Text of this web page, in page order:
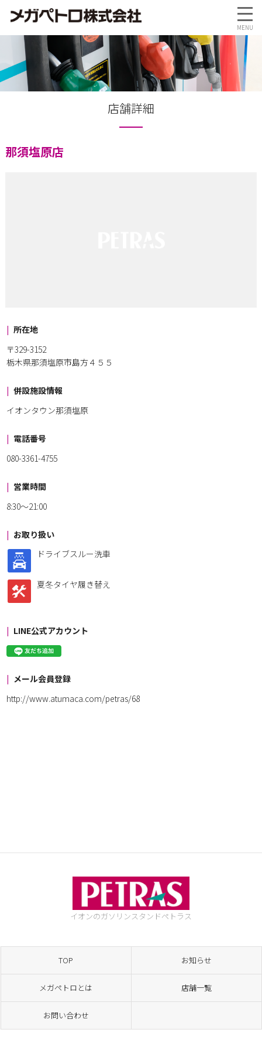
店舗詳細
那須塩原店
所在地
〒329-3152
栃木県那須塩原市島方４５５
併設施設情報
イオンタウン那須塩原
電話番号
080-3361-4755
営業時間
8:30～21:00
お取り扱い
ドライブスルー洗車
夏冬タイヤ履き替え
LINE公式アカウント
メール会員登録
http://www.atumaca.com/petras/68
イオンのガソリンスタンドペトラス
TOP お知らせ
メガペトロとは 店舗一覧
お問い合わせ